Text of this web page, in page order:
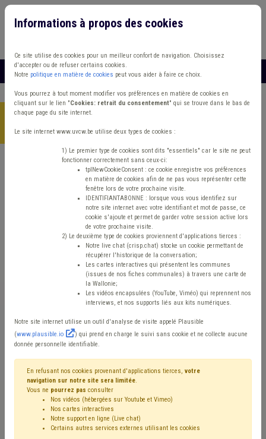
Accueil >Environnement
pour une commune où il fait bon vivre
Environnement
Cittaslow, un label
pour une commune où
il fait bon vivre
Mis en ligne le 12 Juin 2013 - Gwenaël DELAITE
Le mouvement bien connu de « Slow Food », initié à la
fin des années 1980, et qui a pour principal objectif de
sensibiliser les citoyens à la qualité de vie par le goût, la
découverte des produits de proximité et la préservation
de la biodiversité locale, a été étendu à une philosophie
plus globale appelée « Cittaslow ».
Informations à propos des cookies
Ce site utilise des cookies pour un meilleur confort de navigation. Choisissez
d'accepter ou de refuser certains cookies.
Notre politique en matière de cookies peut vous aider à faire ce choix.
Vous pourrez à tout moment modifier vos préférences en matière de cookies en
cliquant sur le lien "Cookies: retrait du consentement" qui se trouve dans le bas de
chaque page du site internet.
Le site internet www.uvcw.be utilise deux types de cookies :
1) Le premier type de cookies sont dits "essentiels" car le site ne peut
fonctionner correctement sans ceux-ci:
tplNewCookieConsent : ce cookie enregistre vos préférences
en matière de cookies afin de ne pas vous représenter cette
fenêtre lors de votre prochaine visite.
IDENTIFIANTABONNE : lorsque vous vous identifiez sur
notre site internet avec votre identifiant et mot de passe, ce
cookie s'ajoute et permet de garder votre session active lors
de votre prochaine visite.
2) Le deuxième type de cookies proviennent d'applications tierces :
Notre live chat (crisp.chat) stocke un cookie permettant de
récupérer l'historique de la conversation;
Les cartes interactives qui présentent les communes
(issues de nos fiches communales) à travers une carte de
la Wallonie;
Les vidéos encapsulées (YouTube, Viméo) qui reprennent nos
interviews, et nos supports liés aux kits numériques.
Notre site internet utilise un outil d'analyse de visite appelé Plausible
(www.plausible.io
) qui prend en charge le suivi sans cookie et ne collecte aucune
donnée personnelle identifiable.
En refusant nos cookies provenant d'applications tierces, votre
navigation sur notre site sera limitée.
Vous ne pourrez pas consulter
Nos vidéos (hébergées sur Youtube et Vimeo)
Nos cartes interactives
Notre support en ligne (Live chat)
Certains autres services externes utilisant les cookies